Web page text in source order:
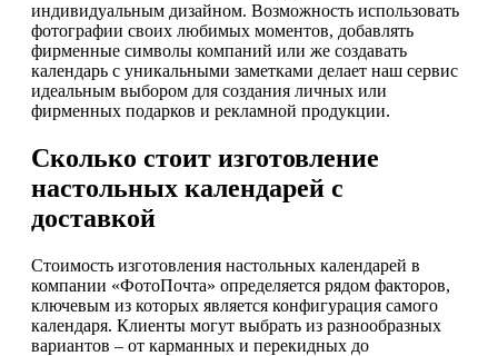
индивидуальным дизайном. Возможность использовать
фотографии своих любимых моментов, добавлять
фирменные символы компаний или же создавать
календарь с уникальными заметками делает наш сервис
идеальным выбором для создания личных или
фирменных подарков и рекламной продукции.
Сколько стоит изготовление
настольных календарей с
доставкой
Стоимость изготовления настольных календарей в
компании «ФотоПочта» определяется рядом факторов,
ключевым из которых является конфигурация самого
календаря. Клиенты могут выбрать из разнообразных
вариантов – от карманных и перекидных до